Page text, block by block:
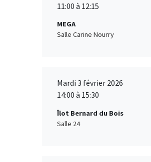
11:00 à 12:15
MEGA
Salle Carine Nourry
Mardi 3 février 2026
14:00 à 15:30
Îlot Bernard du Bois
Salle 24